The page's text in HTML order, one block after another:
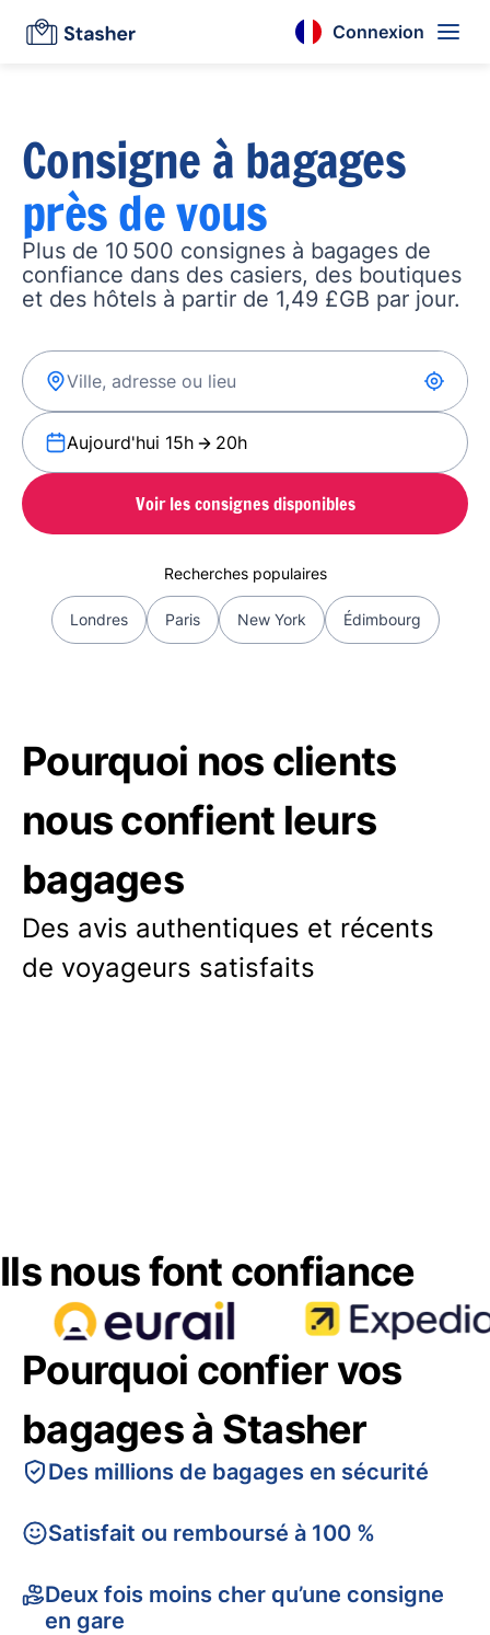
Connexion
Consigne à bagages
près de vous
Plus de 10 500 consignes à bagages de
confiance dans des casiers, des boutiques
et des hôtels à partir de 1,49 £GB par jour.
Aujourd'hui 15h 20h
Voir les consignes disponibles
Recherches populaires
Londres Paris New York Édimbourg
Pourquoi nos clients
nous confient leurs
bagages
Des avis authentiques et récents
de voyageurs satisfaits
Ils nous font confiance
Pourquoi confier vos
bagages à Stasher
Des millions de bagages en sécurité
Satisfait ou remboursé à 100 %
Deux fois moins cher qu’une consigne
en gare